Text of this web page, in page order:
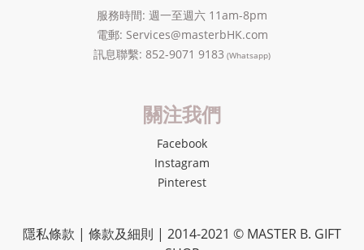
服務時間: 週一至週六 11am-8pm
電郵: Services@masterbHK.com
訊息聯繫: 852-9071 9183 (Whatsapp)
關注我們
Facebook
Instagram
Pinterest
隱私條款 | 條款及細則 | 2014-2021 © MASTER B. GIFT